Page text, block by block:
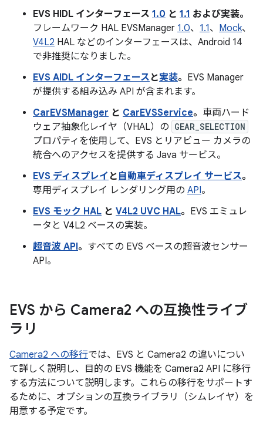
EVS HIDL インターフェース 1.0 と 1.1 および実装。
フレームワーク HAL EVSManager 1.0、 1.1、 Mock、
V4L2 HAL などのインターフェースは、Android 14
で非推奨になりました。
EVS AIDL インターフェース と実装。 EVS Manager
が提供する組み込み API が含まれます。
CarEVSManager と CarEVSService。 車両ハード
ウェア抽象化レイヤ（VHAL）の GEAR_SELECTION
プロパティを使用して、EVS とリアビュー カメラの
統合へのアクセスを提供する Java サービス。
EVS ディスプレイ と 自動車ディスプレイ サービス。
専用ディスプレイ レンダリング用の API。
EVS モック HAL と V4L2 UVC HAL。 EVS エミュレ
ータと V4L2 ベースの実装。
超音波 API。 すべての EVS ベースの超音波センサー
API。
EVS から Camera2 への互換性ライブ
ラリ
Camera2 への移行では、EVS と Camera2 の違いについ
て詳しく説明し、目的の EVS 機能を Camera2 API に移行
する方法について説明します。これらの移行をサポートす
るために、オプションの互換ライブラリ（シムレイヤ）を
用意する予定です。